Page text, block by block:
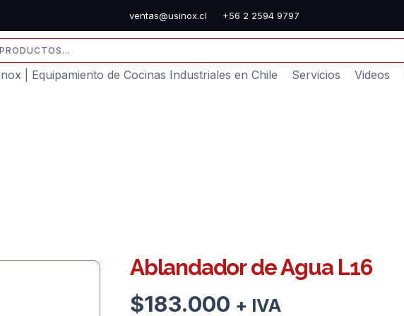
ventas@usinox.cl +56 2 2594 9797
| Equipamiento de Cocinas Industriales en Chile
Servicios Videos
Ablandador de Agua L16
$183.000 + IVA